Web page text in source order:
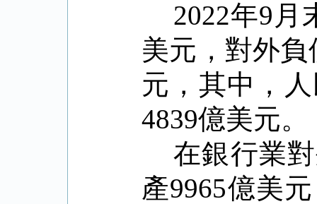
2022年9 月
美元，對外負
元，其中，
4839億美元。
在銀行業
產9965億美